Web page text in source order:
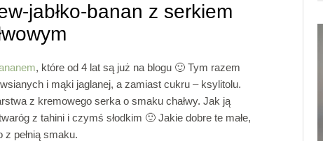
jabłko-banan z serkiem
, które od 4 lat są już na blogu 🙂 Tym razem
i mąki jaglanej, a zamiast cukru – ksylitolu.
z kremowego serka o smaku chałwy. Jak ją
z tahini i czymś słodkim 🙂 Jakie dobre te małe,
pełnią smaku.